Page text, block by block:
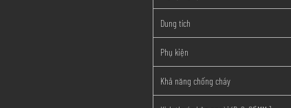
Dung tích
Phụ kiện
Khả năng chống cháy